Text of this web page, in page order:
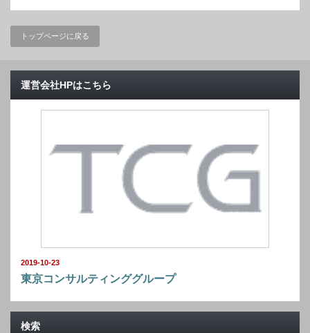
トップページに戻る
運営会社HPはこちら
2019-10-23
東京コンサルティンググループ
検索